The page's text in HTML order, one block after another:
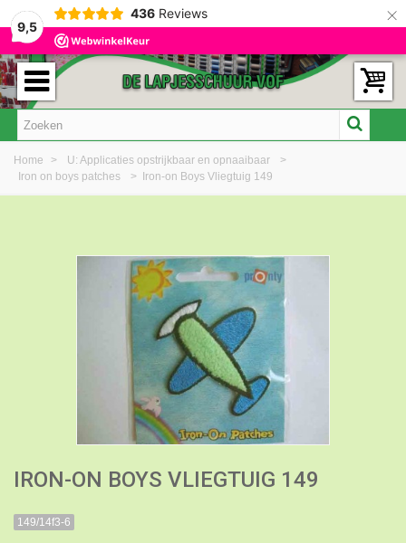
9,5
436 Reviews ×
Home > U: Applicaties opstrijkbaar en opnaaibaar
>
Iron on boys patches
> Iron-on Boys Vliegtuig 149
IRON-ON BOYS VLIEGTUIG 149
149/14f3-6